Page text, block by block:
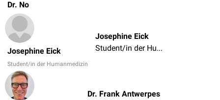
Dr. No
Josephine Eick
Student/in der Humanmedizin
Josephine Eick
Student/in der Humanmedizin
Dr. Frank Antwerpes